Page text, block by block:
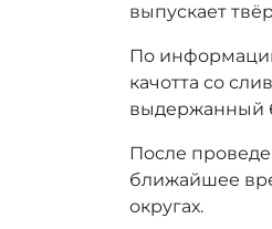
выпускает
По
качотта со
выдержанный
После
ближайшее
округах.